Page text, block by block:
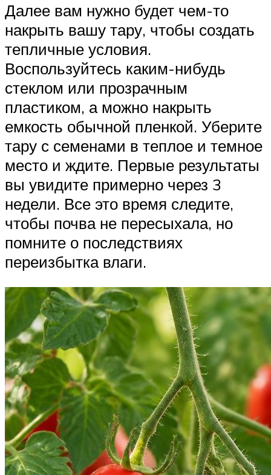
Далее вам нужно будет чем-то
накрыть вашу тару, чтобы создать
тепличные условия.
Воспользуйтесь каким-нибудь
стеклом или прозрачным
пластиком, а можно накрыть
емкость обычной пленкой. Уберите
тару с семенами в теплое и темное
место и ждите. Первые результаты
вы увидите примерно через 3
недели. Все это время следите,
чтобы почва не пересыхала, но
помните о последствиях
переизбытка влаги.